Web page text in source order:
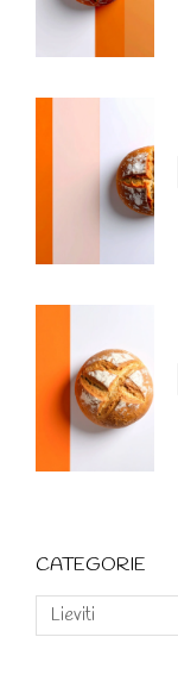
CATEGORIE